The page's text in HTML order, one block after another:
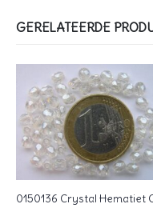
GERELATEERDE